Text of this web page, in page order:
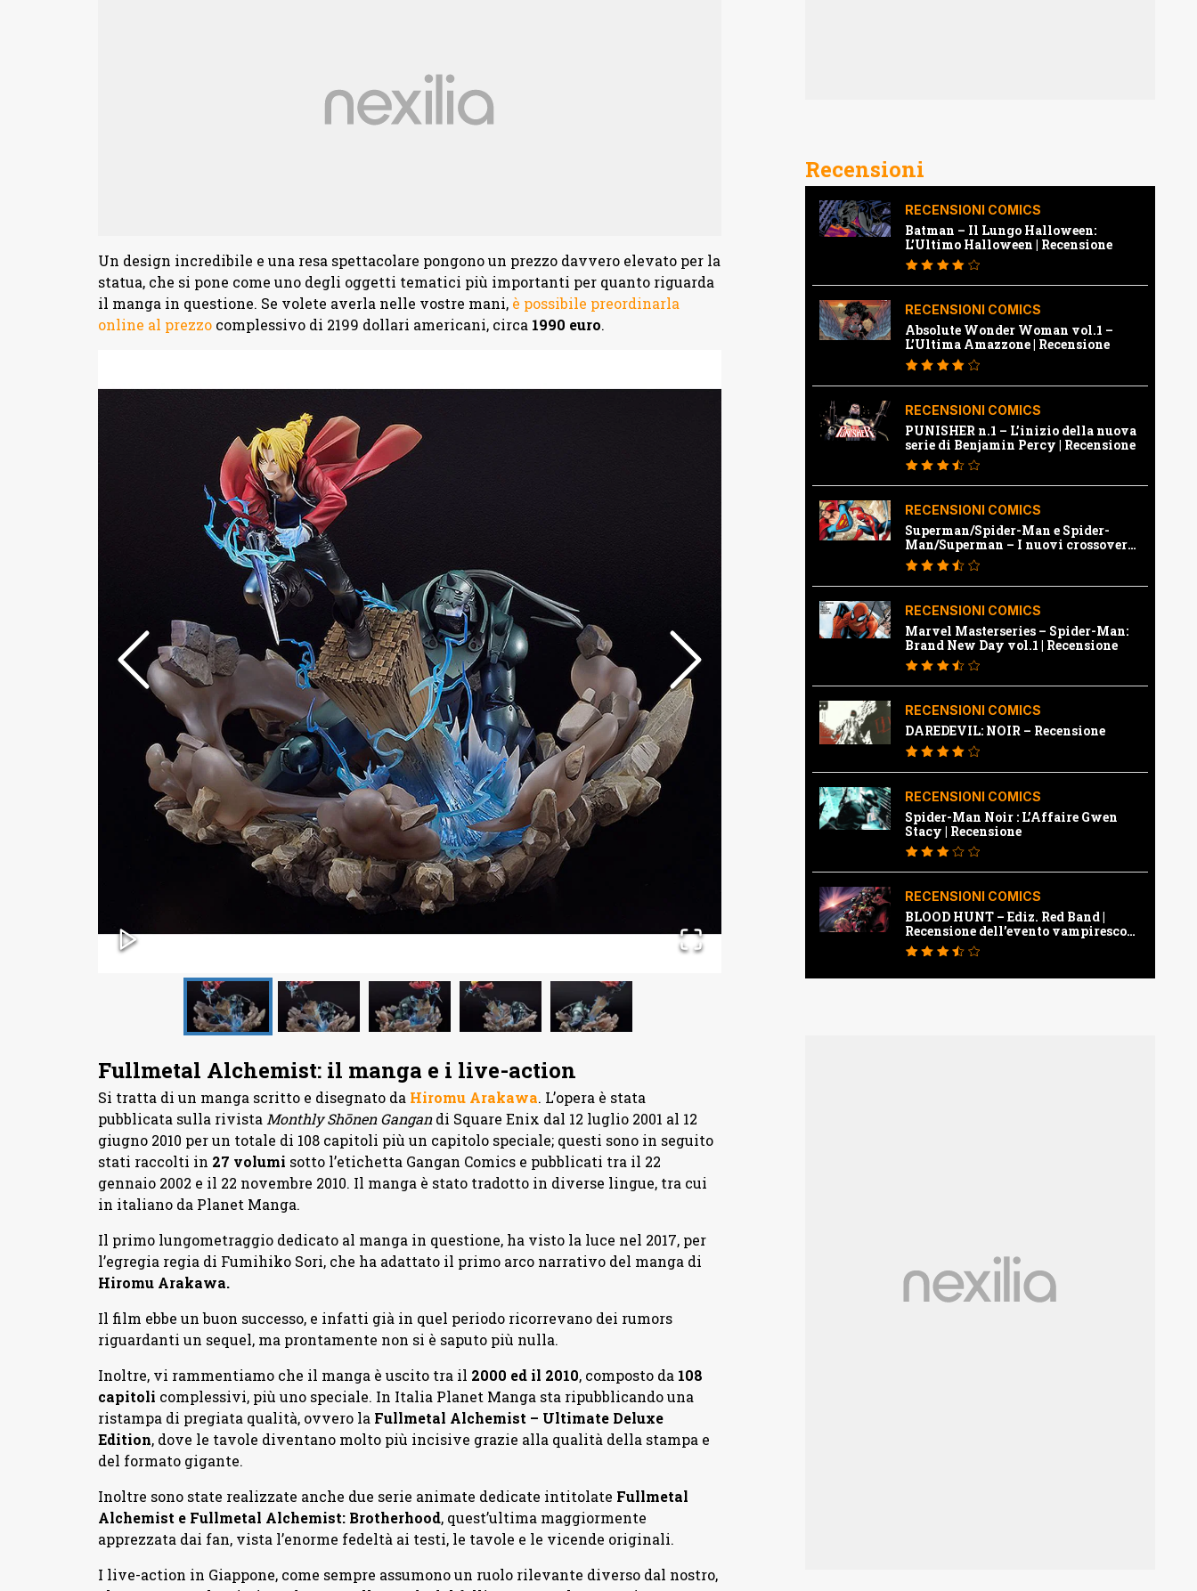
Un design incredibile e una resa spettacolare pongono un prezzo davvero elevato per la
statua, che si pone come uno degli oggetti tematici più importanti per quanto riguarda
il manga in questione. Se volete averla nelle vostre mani,è possibile preordinarla
online al prezzocomplessivo di 2199 dollari americani, circa 1990 euro.
Fullmetal Alchemist: il manga e i live-action
Si tratta di un manga scritto e disegnato da Hiromu Arakawa. L’opera è stata
pubblicata sulla rivista Monthly Shōnen Gangandi Square Enix dal 12 luglio 2001 al 12
giugno 2010 per un totale di 108 capitoli più un capitolo speciale; questi sono in seguito
stati raccolti in 27 volumi sotto l’etichetta Gangan Comics e pubblicati tra il 22
gennaio 2002 e il 22 novembre 2010. Il manga è stato tradotto in diverse lingue, tra cui
in italiano da Planet Manga.
Il primo lungometraggio dedicato al manga in questione, ha visto la luce nel 2017, per
l’egregia regia di Fumihiko Sori, che ha adattato il primo arco narrativo del manga di
Hiromu Arakawa.
Il film ebbe un buon successo, e infatti già in quel periodo ricorrevano dei rumors
riguardanti un sequel, ma prontamente non si è saputo più nulla.
Inoltre, vi rammentiamo che il manga è uscito tra il 2000 ed il 2010, composto da 108
capitoli complessivi, più uno speciale. In Italia Planet Manga sta ripubblicando una
ristampa di pregiata qualità, ovvero la Fullmetal Alchemist – Ultimate Deluxe
Edition, dove le tavole diventano molto più incisive grazie alla qualità della stampa e
del formato gigante.
Inoltre sono state realizzate anche due serie animate dedicate intitolate Fullmetal
Alchemist e Fullmetal Alchemist: Brotherhood, quest’ultima maggiormente
apprezzata dai fan, vista l’enorme fedeltà ai testi, le tavole e le vicende originali.
I live-action in Giappone, come sempre assumono un ruolo rilevante diverso dal nostro,
Recensioni
RECENSIONI COMICS
Batman – Il Lungo Halloween:
L’Ultimo Halloween | Recensione
RECENSIONI COMICS
Absolute Wonder Woman vol.1 –
L’Ultima Amazzone | Recensione
RECENSIONI COMICS
PUNISHER n.1 – L’inizio della nuova
serie di Benjamin Percy | Recensione
RECENSIONI COMICS
Superman/Spider-Man e Spider-
Man/Superman – I nuovi crossover
Marvel e Dc | Recensione
RECENSIONI COMICS
Marvel Masterseries – Spider-Man:
Brand New Day vol.1 | Recensione
RECENSIONI COMICS
DAREDEVIL: NOIR – Recensione
RECENSIONI COMICS
Spider-Man Noir : L’Affaire Gwen
Stacy | Recensione
RECENSIONI COMICS
BLOOD HUNT – Ediz. Red Band |
Recensione dell’evento vampiresco
della Marvel